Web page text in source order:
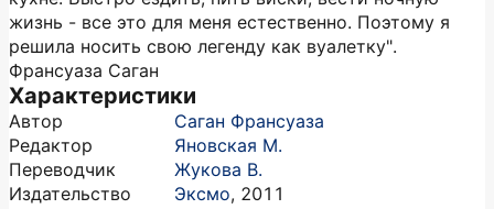
жизнь - все это для меня естественно. Поэтому я
решила носить свою легенду как вуалетку".
Франсуаза Саган
Характеристики
Автор
Саган Франсуаза
Редактор
Яновская М.
Переводчик
Жукова В.
Издательство
Эксмо, 2011